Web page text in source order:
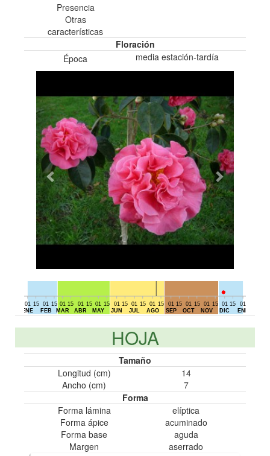
Presencia
Otras
características
Floración
Época
media estación-tardía
01
ENE
15
01
FEB
15 01
MAR
15
01
ABR
15 01
MAY
15
01
JUN
15
01
JUL
15
01
AGO
15
01
SEP
15
01
OCT
15
01
NOV
15 01
DIC
15
01
ENE
HOJA
Tamaño
Longitud (cm)
14
Ancho (cm)
7
Forma
Forma lámina
elíptica
Forma ápice
acuminado
Forma base
aguda
Margen
aserrado